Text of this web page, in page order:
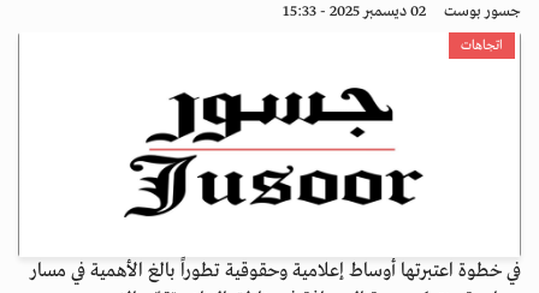
جسور بوست 02 ديسمبر 2025 - 15:33
اتجاهات
في خطوة اعتبرتها أوساط إعلامية وحقوقية تطوراً بالغ الأهمية في مسار